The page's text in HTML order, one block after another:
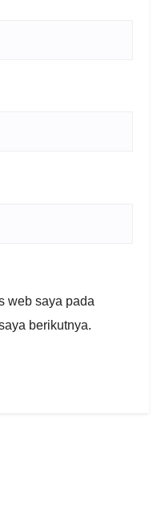
web saya pada
berikutnya.